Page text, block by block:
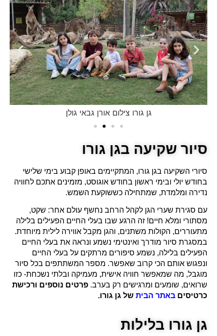
גן גורו צילום אורן גבאי גולן
סיור שקיעה בגן גורו
סיורי השקיעה בגן גורו, המתקיימים באופן קבוע בימי שלישי
בחודש יולי ובימי ראשון בחודש אוגוסט, מזמינים אתכם לחוויה
נדירה ומלמדת, שמתחילה כששוקעת השמש.
עם סגירת שערי הגן לקהל הרחב נחשף עולם אחר: שקט,
מסתורי ומלא חיים! זה הרגע שבו בעלי החיים הפעילים בלילה
מתעוררים, הקולות משתנים, והגן מקבל אווירה לילית מיוחדת.
במסגרת סיור מודרך ואינטימי נשמע ונראה את בעלי החיים
הפעילים בלילה, נשמע סיפורים מרתקים על בעלי החיים
ונפגוש אותם הכי קרוב שאפשר. מספר המשתתפים בכל סיור
מוגבל, מה שמאפשר חוויה אישית, מעמיקה ובלתי נשכחת- כזו
שרואים, שומעים ומרגישים רק בערב. פרטים נוספים ורכישת
כרטיסים באתר הבית של גן גורו.
גן גורו בלילות